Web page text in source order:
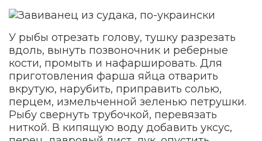
У рыбы отрезать голову, тушку разрезать
вдоль, вынуть позвоночник и реберные
кости, промыть и нафаршировать. Для
приготовления фарша яйца отварить
вкрутую, нарубить, приправить солью,
перцем, измельченной зеленью петрушки.
Рыбу свернуть трубочкой, перевязать
ниткой. В кипящую воду добавить уксус,